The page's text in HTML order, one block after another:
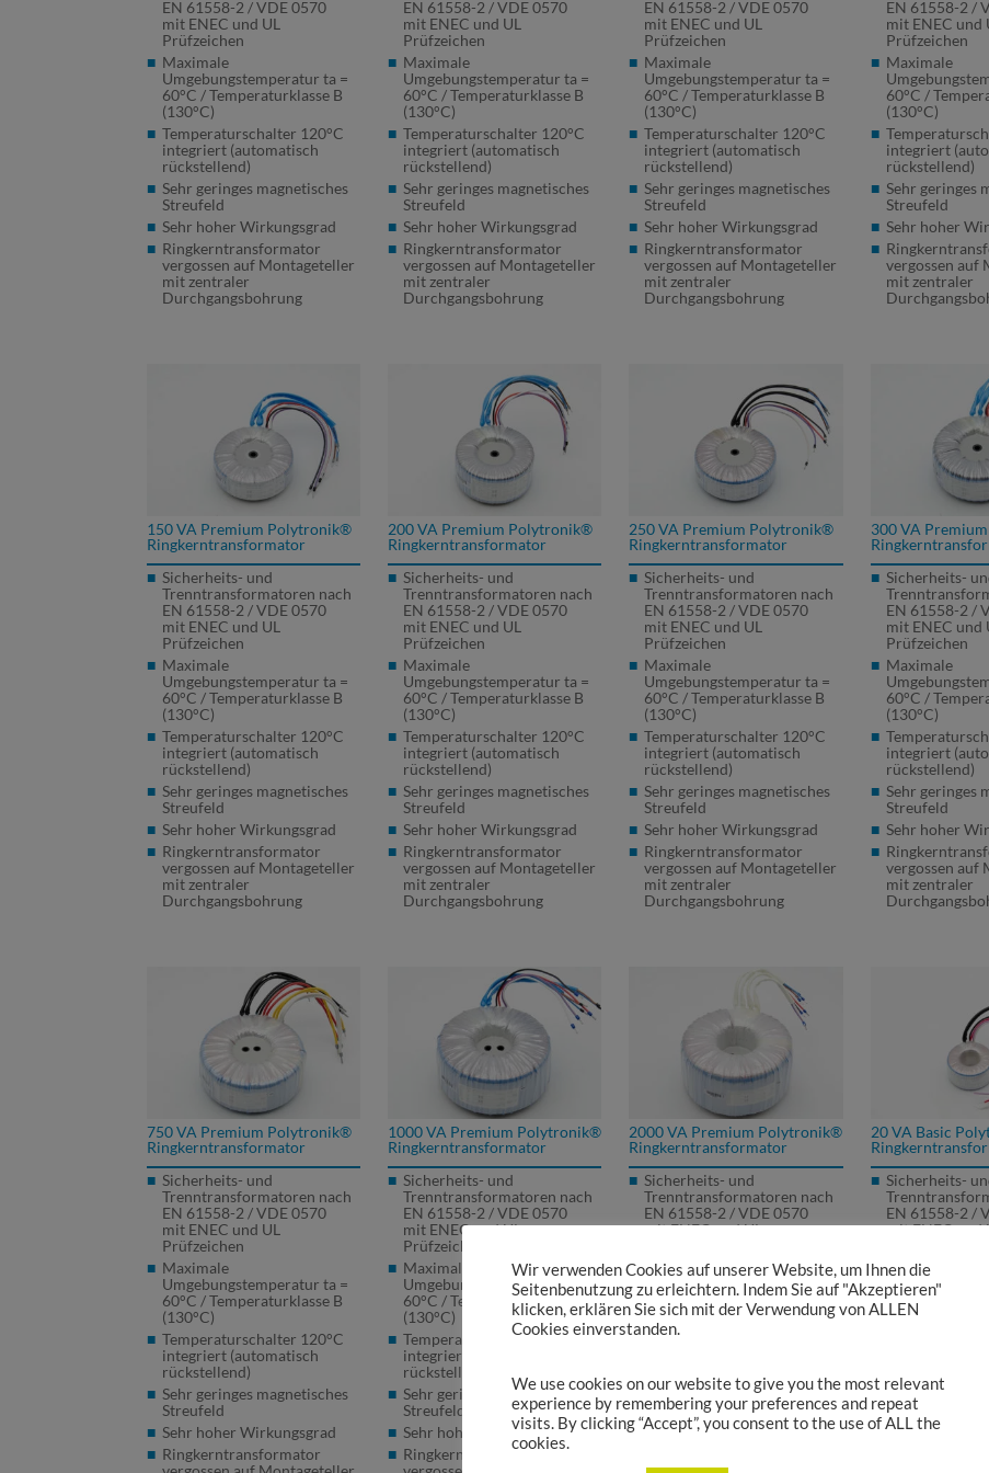
EN 61558-2 /VDE0570
mit ENEC und UL
Prüfzeichen
Maximale
Umgebungstemperatur ta =
60°C / Temperaturklasse B
(130°C)
Temperaturschalter 120°C
integriert (automatisch
rückstellend)
Sehr geringes magnetisches
Streufeld
Sehr hoher Wirkungsgrad
Ringkerntransformator
vergossen auf Montageteller
mit zentraler
Durchgangsbohrung
EN 61558-2 /VDE0570
mit ENEC und UL
Prüfzeichen
Maximale
Umgebungstemperatur ta =
60°C / Temperaturklasse B
(130°C)
Temperaturschalter 120°C
integriert (automatisch
rückstellend)
Sehr geringes magnetisches
Streufeld
Sehr hoher Wirkungsgrad
Ringkerntransformator
vergossen auf Montageteller
mit zentraler
Durchgangsbohrung
EN 61558-2 /VDE0570
mit ENEC und UL
Prüfzeichen
Maximale
Umgebungstemperatur ta =
60°C / Temperaturklasse B
(130°C)
Temperaturschalter 120°C
integriert (automatisch
rückstellend)
Sehr geringes magnetisches
Streufeld
Sehr hoher Wirkungsgrad
Ringkerntransformator
vergossen auf Montageteller
mit zentraler
Durchgangsbohrung
EN 61558-2 /
mit ENEC und
Prüfzeichen
Maximale
60°C /
(130°C)
integriert
rückstellend)
Sehr geringes
Streufeld
Sehr hoher
vergossen auf
mit zentraler
150 VA Premium Polytronik®
Ringkerntransformator
Sicherheits- und
Trenntransformatoren nach
EN 61558-2 /VDE0570
mit ENEC und UL
Prüfzeichen
Maximale
Umgebungstemperatur ta =
60°C / Temperaturklasse B
(130°C)
Temperaturschalter 120°C
integriert (automatisch
rückstellend)
Sehr geringes magnetisches
Streufeld
Sehr hoher Wirkungsgrad
Ringkerntransformator
vergossen auf Montageteller
mit zentraler
Durchgangsbohrung
200 VA Premium Polytronik®
Ringkerntransformator
Sicherheits- und
Trenntransformatoren nach
EN 61558-2 /VDE0570
mit ENEC und UL
Prüfzeichen
Maximale
Umgebungstemperatur ta =
60°C / Temperaturklasse B
(130°C)
Temperaturschalter 120°C
integriert (automatisch
rückstellend)
Sehr geringes magnetisches
Streufeld
Sehr hoher Wirkungsgrad
Ringkerntransformator
vergossen auf Montageteller
mit zentraler
Durchgangsbohrung
250 VA Premium Polytronik®
Ringkerntransformator
Sicherheits- und
Trenntransformatoren nach
EN 61558-2 /VDE0570
mit ENEC und UL
Prüfzeichen
Maximale
Umgebungstemperatur ta =
60°C / Temperaturklasse B
(130°C)
Temperaturschalter 120°C
integriert (automatisch
rückstellend)
Sehr geringes magnetisches
Streufeld
Sehr hoher Wirkungsgrad
Ringkerntransformator
vergossen auf Montageteller
mit zentraler
Durchgangsbohrung
300 VA
Sicherheits-
EN 61558-2 /
mit ENEC und
Prüfzeichen
Maximale
60°C /
(130°C)
integriert
rückstellend)
Sehr geringes
Streufeld
Sehr hoher
vergossen auf
mit zentraler
750 VA Premium Polytronik®
Ringkerntransformator
Sicherheits- und
Trenntransformatoren nach
EN 61558-2 /VDE0570
mit ENEC und UL
Prüfzeichen
Maximale
Umgebungstemperatur ta =
60°C / Temperaturklasse B
(130°C)
Temperaturschalter 120°C
integriert (automatisch
rückstellend)
Sehr geringes magnetisches
Streufeld
Sehr hoher Wirkungsgrad
Ringkerntransformator
1000 VA Premium Polytronik®
Ringkerntransformator
Sicherheits- und
Trenntransformatoren nach
EN 61558-2 /VDE0570
mit ENECund UL
Prüfzeichen
Maximale
Umgebungstemperatur ta =
60°C / Temperaturklasse B
(130°C)
Temperaturschalter 120°C
integriert (automatisch
rückstellend)
Sehr geringes magnetisches
Streufeld
Sehr hoher Wirkungsgrad
Ringkerntransformator
2000 VA Premium Polytronik®
Ringkerntransformator
Sicherheits- und
Trenntransformatoren nach
EN 61558-2 /VDE0570
mitENECund UL
Maximale
Umgebungstemperatur ta =
60°C / Temperaturklasse B
(130°C)
Temperaturschalter 120°C
Sehr geringes magnetisches
Streufeld
Sehr hoher Wirkungsgrad
20 VA Basic
Sicherheits-
EN 61558-2 /
mitENECund
Max.
ta = 40°C /
B (130°C)
Sehr geringes
Hoher
Wir verwenden Cookies auf unserer Website, um Ihnen die
Seitenbenutzung zu erleichtern. Indem Sie auf "Akzeptieren"
klicken, erklären Sie sich mit der Verwendung von ALLEN
Cookies einverstanden.
We use cookies on our website to give you the most relevant
experience by remembering your preferences and repeat
visits. By clicking “Accept”, you consent to the use of ALL the
cookies.